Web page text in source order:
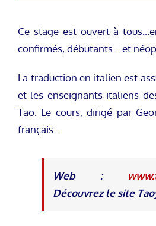
Ce stage est ouvert à
confirmés, débutants… et
La traduction en italien est
et les enseignants italiens
Tao. Le cours, dirigé par
français…
Web :
Découvrez le site